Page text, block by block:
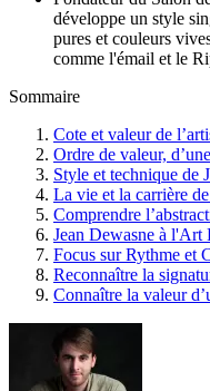
développe un style
pures et couleurs
comme l'émail et le
Sommaire
Cote et valeur de
Ordre de valeur,
Style et technique de
La vie et la carrière
Comprendre
Jean Dewasne à l'Art
Focus sur Rythme et
Reconnaître la
Connaître la valeur